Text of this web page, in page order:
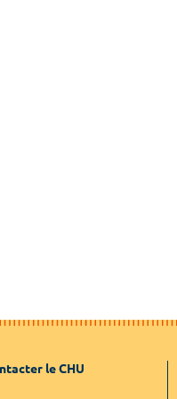
le CHU